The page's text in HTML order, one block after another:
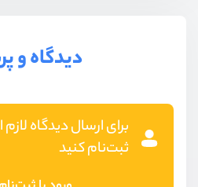
دیدگاه و
برای ارسال دیدگاه
ثبت‌نام کنید